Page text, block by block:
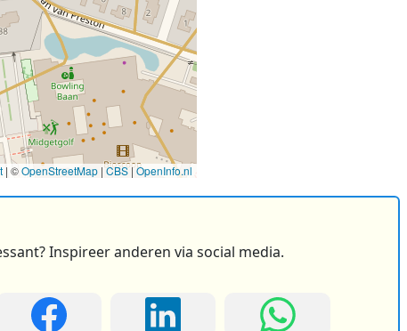
| ©OpenStreetMap |CBS|OpenInfo.nl
Inspireer anderen via social media.